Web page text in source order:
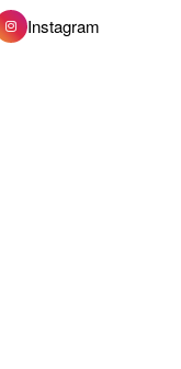
Instagram